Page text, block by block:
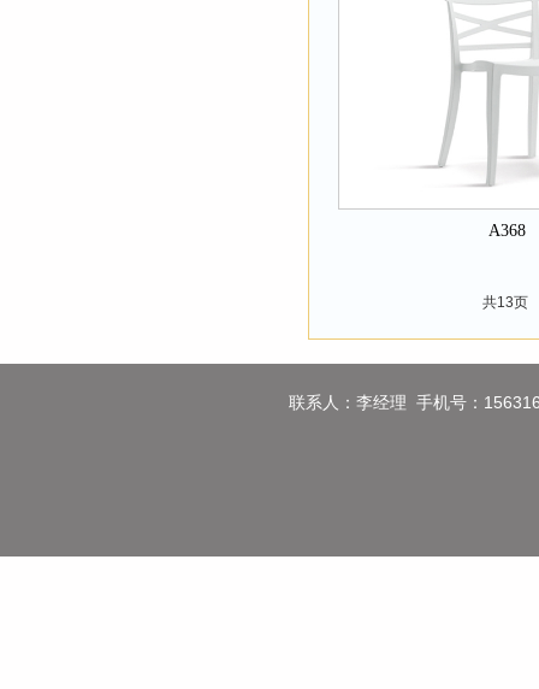
A368
共13页
联系人：李经理 手机号：